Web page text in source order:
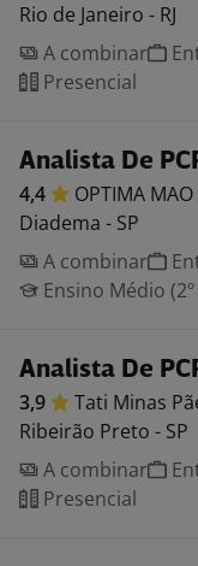
Rio de Janeiro - RJ
A combinar
Presencial
Analista De
4,4 OPTIMA MAO
Diadema - SP
A combinar
Ensino Médio
Analista De
3,9 Tati Minas
Ribeirão Preto - SP
A combinar
Presencial